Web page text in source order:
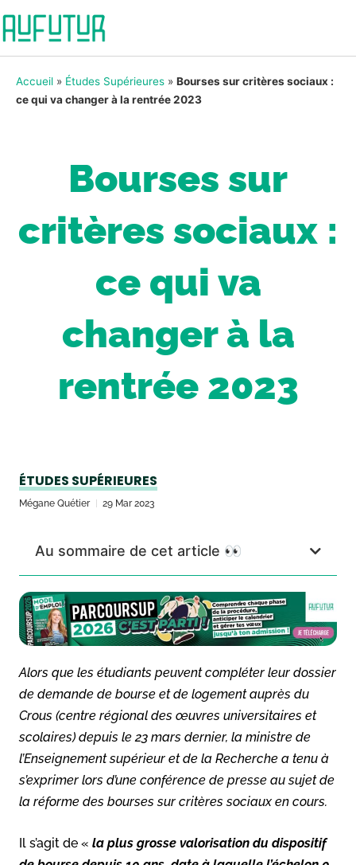
Accueil » Études Supérieures » Bourses sur critères sociaux :
ce qui va changer à la rentrée 2023
Bourses sur
critères sociaux :
ce qui va
changer à la
rentrée 2023
ÉTUDES SUPÉRIEURES
Mégane Quétier 29 Mar 2023
Au sommaire de cet article 👀
Alors que les étudiants peuvent compléter leur dossier
de demande de bourse et de logement auprès du
Crous (centre régional des œuvres universitaires et
scolaires) depuis le 23 mars dernier, la ministre de
l’Enseignement supérieur et de la Recherche a tenu à
s’exprimer lors d’une conférence de presse au sujet de
la réforme des bourses sur critères sociaux en cours.
Il s’agit de « la plus grosse valorisation du dispositif